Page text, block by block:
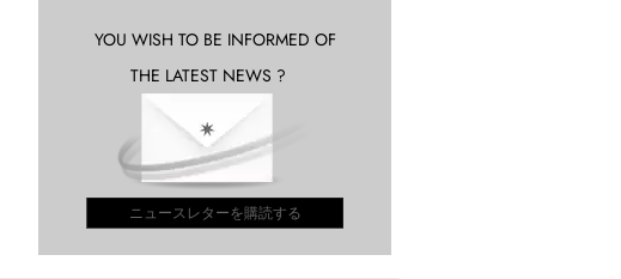
YOU WISH TO BE INFORMED OF
THE LATEST NEWS ?
ニュースレターを購読する